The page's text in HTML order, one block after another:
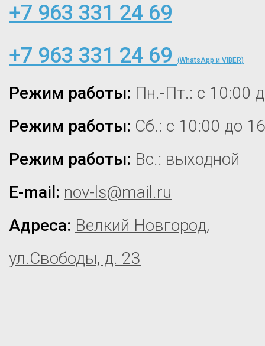
+7 963 331 24 69
+7 963 331 24 69
(WhatsApp и VIBER)
Режим работы: Пн.-Пт.: с 10:00
Режим работы: Сб.: с 10:00 до
Режим работы: Вс.: выходной
E-mail: nov-ls@mail.ru
Адреса: Велкий Новгород,
ул.Свободы, д. 23